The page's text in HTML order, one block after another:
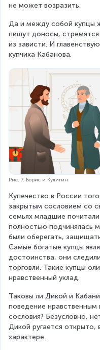
не может возразить.
Да и между собой купцы
пишут доносы, стремятся
из зависти. И
купчиха Кабанова.
Рис. 7. Борис и Кулигин
Купечество в России
закрытым сословием со
семьях младшие
полностью подчинялась
были оберегать,
Самые богатые купцы
достоинства, они
торговли. Такие купцы
нравственный уклад.
Таковы ли Дикой и
поведение нравственным
сословия? Безусловно,
Дикой ругается
характере.